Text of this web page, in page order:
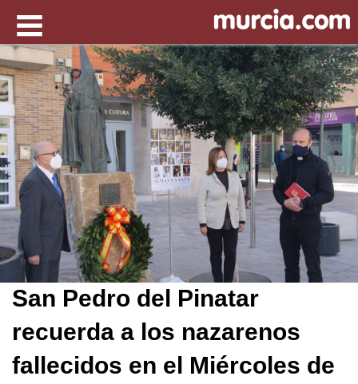
San Pedro del Pinatar
recuerda a los nazarenos
fallecidos en el Miércoles de